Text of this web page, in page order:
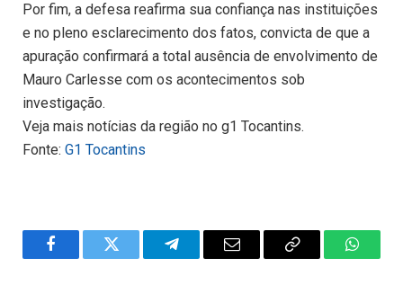
Por fim, a defesa reafirma sua confiança nas instituições
e no pleno esclarecimento dos fatos, convicta de que a
apuração confirmará a total ausência de envolvimento de
Mauro Carlesse com os acontecimentos sob
investigação.
Veja mais notícias da região no g1 Tocantins.
Fonte: G1 Tocantins
FacebookTwitter TelegramEmail
Copy